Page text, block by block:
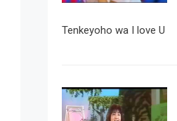
Tenkeyoho wa I love U